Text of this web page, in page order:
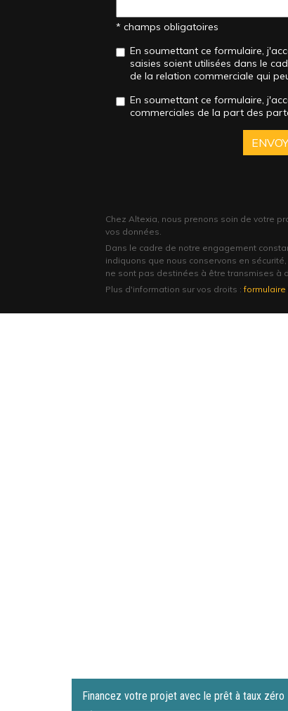
* champs obligatoires
En soumettant ce formulaire,
saisies soient utilisées dans le
de la relation commerciale qui
En soumettant ce formulaire,
commerciales de la part des
Chez Altexia, nous prenons soin de votre
vos données.
Dans le cadre de notre engagement
indiquons que nous conservons en
ne sont pas destinées à être transmises à
Plus d'information sur vos droits :formulaire
Financez votre projet avec le prêt à taux zéro